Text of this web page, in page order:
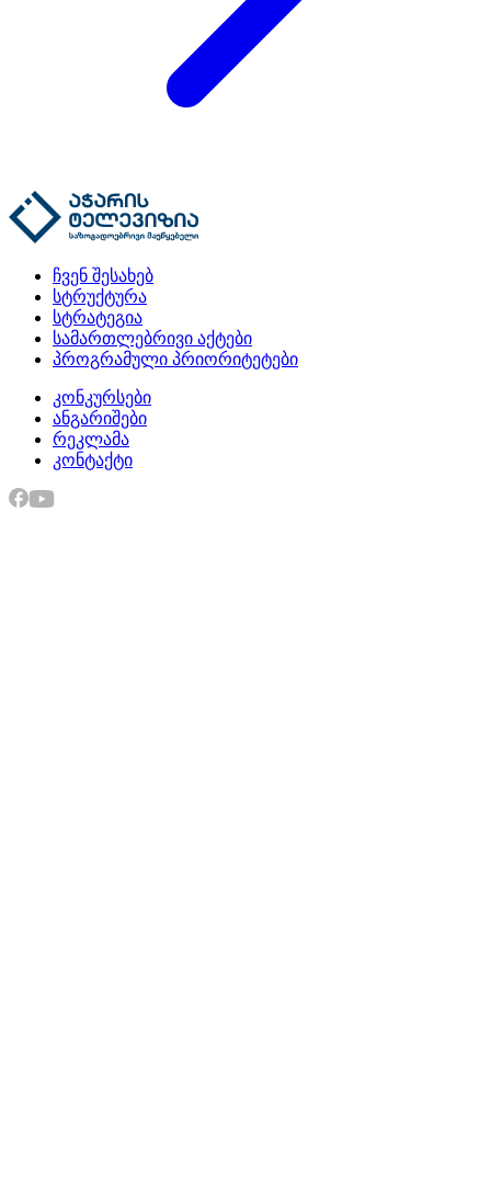
ჩვენ შესახებ
სტრუქტურა
სტრატეგია
სამართლებრივი აქტები
პროგრამული პრიორიტეტები
კონკურსები
ანგარიშები
რეკლამა
კონტაქტი